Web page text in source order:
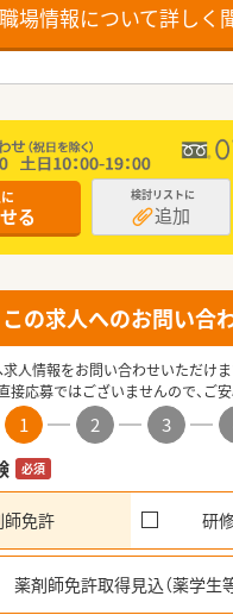
職場情報について詳しく
る
検討リストに
追加
この求人へのお問い合
人情報をお問い合わせいただけま
接応募ではございませんので、ご安
1 2 3
必須
師免許 研
薬剤師免許取得見込（薬学生等